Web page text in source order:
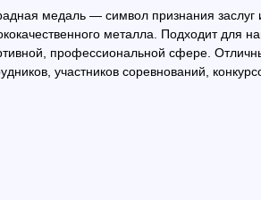
медаль — символ признания заслуг
металла. Подходит для
профессиональной сфере.
участников соревнований,